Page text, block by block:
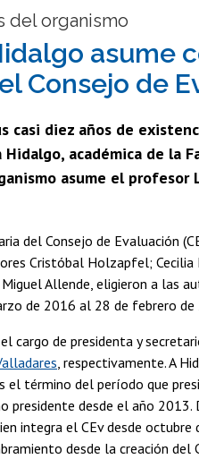
del organismo
asume
Consejo de
casi diez años de
académica de la
asume el
del Consejo de Evaluación
Cristóbal Holzapfel; Cecilia
Allende, eligieron a las
de 2016 al 28 de febrero de
cargo de presidenta y
, respectivamente. A
el término del período que
presidente desde el año
integra el CEv desde
desde la creación del